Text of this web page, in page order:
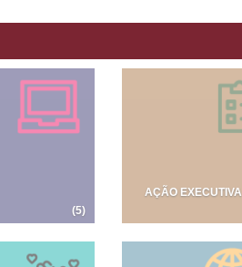
(5)
AÇÃO EXECUTIVA